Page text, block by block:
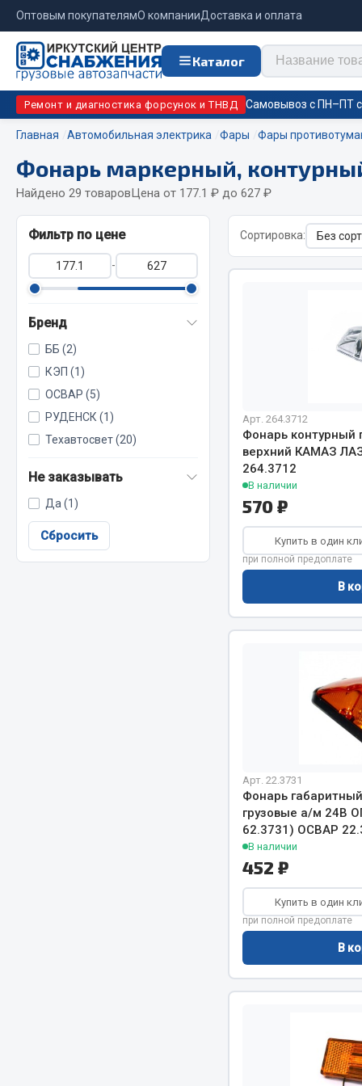
Оптовым покупателямО компанииДоставка и оплата
Каталог
Цепи противоскольжения
Изготовление цепей на колеса BOHU
QITONG
Весь раздел Весь раздел
МЕТИЗЫ
Болты
Гайки
Адаптеры
Тройники
Трубки,
Угольники
Весь раздел
Автолампы
Блоки
Изолента
Ремонт и диагностика форсунок и ТНВД Самовывоз с ПН–ПТ с
Главная Автомобильная электрика Фары Фары
Фонарь маркерный,
Найдено 29 товаровЦена от 177.1 ₽ до 627 ₽
Фильтр по цене
-
Бренд
ББ (2)
КЭП (1)
ОСВАР (5)
РУДЕНСК (1)
Техавтосвет (20)
Не заказывать
Да (1)
Сбросить
Сортировка:
Арт. 264.3712
Фонарь контурный
верхний КАМАЗ
264.3712
В наличии
570 ₽
Купить в один
при полной предоплате
В
Арт. 22.3731
Фонарь
грузовые а/м 24В
62.3731) ОСВАР
В наличии
452 ₽
Купить в один
при полной предоплате
В